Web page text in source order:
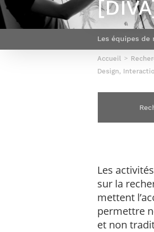
Sport (fr)
Mobilité en France
Parcours Numérique
Enquête 1er emploi
Expert cybersécurité
et des systèmes
Intelligence Artificielle
et autonome
Manager des systèmes
Les équipes de
Accueil
Design,
Les
sur la
mettent
permettre
et non